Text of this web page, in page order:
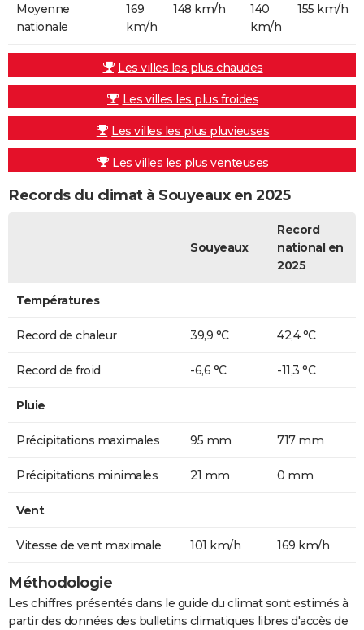
Moyenne
nationale
169
km/h
148 km/h
140
km/h
155 km/h
Les villes les plus chaudes
Les villes les plus froides
Les villes les plus pluvieuses
Les villes les plus venteuses
Records du climat à Souyeaux en 2025
Souyeaux
Record
national en
2025
Températures
Record de chaleur 39,9 °C 42,4 °C
Record de froid -6,6 °C -11,3 °C
Pluie
Précipitations maximales 95 mm 717 mm
Précipitations minimales 21 mm 0 mm
Vent
Vitesse de vent maximale 101 km/h 169 km/h
Méthodologie
Les chiffres présentés dans le guide du climat sont estimés à
partir des données des bulletins climatiques libres d'accès de